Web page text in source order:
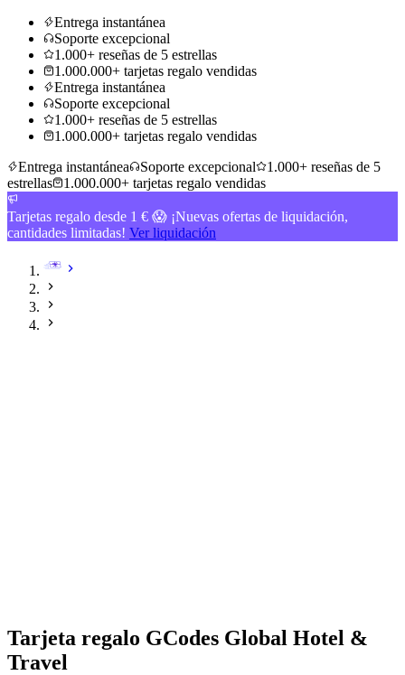
Entrega instantánea
Soporte excepcional
1.000+ reseñas de 5 estrellas
1.000.000+ tarjetas regalo vendidas
Entrega instantánea
Soporte excepcional
1.000+ reseñas de 5 estrellas
1.000.000+ tarjetas regalo vendidas
Entrega instantánea
Soporte excepcional
1.000+ reseñas de 5
estrellas
1.000.000+ tarjetas regalo vendidas
Tarjetas regalo desde 1 € 😱 ¡Nuevas ofertas de liquidación,
cantidades limitadas! Ver liquidación
Tarjeta regalo GCodes Global Hotel &
Travel